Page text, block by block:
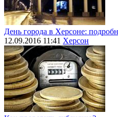
День города в Херсоне:
12.09.2016 11:41 Херсон